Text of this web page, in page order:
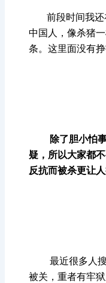
前段时间我还
中国人，像杀猪
条。这里面没有
除了胆小怕
疑，所以大家都
反抗而被杀更让
最近很多人搜
被关，重者有牢